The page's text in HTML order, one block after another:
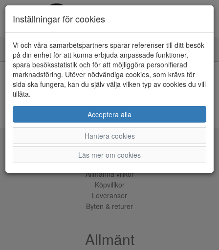
Toggle
navigation
HEM
Kunde inte hitta några artiklar...
ÅNGRA KÖP
Inställningar för cookies
Vi och våra samarbetspartners sparar referenser till ditt besök
på din enhet för att kunna erbjuda anpassade funktioner,
spara besöksstatistik och för att möjliggöra personifierad
marknadsföring. Utöver nödvändiga cookies, som krävs för
sida ska fungera, kan du själv välja vilken typ av cookies du vill
tillåta.
Acceptera alla
Hantera cookies
Läs mer om cookies
Tjänster
Allmänna villkor
Köpvillkor
Leveranser
Byten & returer
Allmänt